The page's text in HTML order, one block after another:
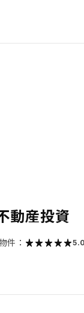
動産投資
件： 5.0